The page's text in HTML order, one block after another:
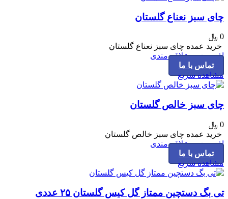
چای سبز نعناع گلستان
0 ﷼
خرید عمده چای سبز نعناع گلستان
افزودن به علاقه مندی
تماس با ما
مشاهده سریع
چای سبز خالص گلستان
0 ﷼
خرید عمده چای سبز خالص گلستان
افزودن به علاقه مندی
تماس با ما
مشاهده سریع
تی بگ دستچین ممتاز گل کیس گلستان ۲۵ عددی